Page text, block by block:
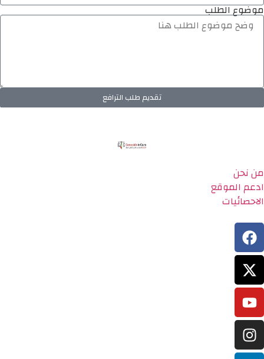
موضوع الطلب
تقديم طلب الترافع
من نحن
ادعم الموقع
الاحصائيات